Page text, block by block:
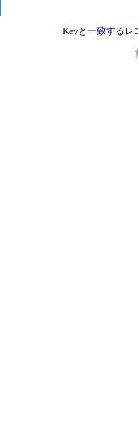
Keyと一致するレ